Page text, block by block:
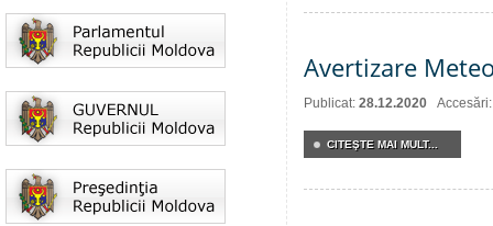
Avertizare
Publicat: 28.12.2020
CITEŞTE MAI MULT...